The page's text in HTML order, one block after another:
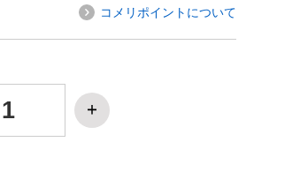
コメリポイントについて